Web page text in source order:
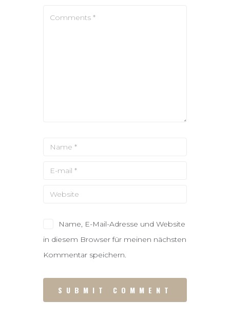
Name, E-Mail-Adresse und Website
in diesem Browser für meinen nächsten
Kommentar speichern.